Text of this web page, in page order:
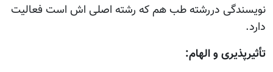
نویسندگی دررشته طب هم که رشته اصلی اش است فعالیت
دارد.
تأثیرپذیری و الهام: